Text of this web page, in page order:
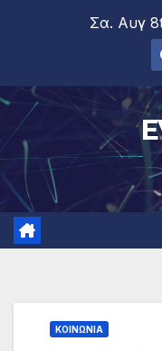
Σα. Αυγ
ΚΟΙΝΩΝΙΑ